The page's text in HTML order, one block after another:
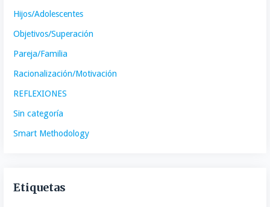
Hijos/Adolescentes
Objetivos/Superación
Pareja/Familia
Racionalización/Motivación
REFLEXIONES
Sin categoría
Smart Methodology
Etiquetas